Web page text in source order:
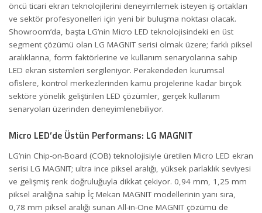
öncü ticari ekran teknolojilerini deneyimlemek isteyen iş ortakları
ve sektör profesyonelleri için yeni bir buluşma noktası olacak.
Showroom’da, başta LG’nin Micro LED teknolojisindeki en üst
segment çözümü olan LG MAGNIT serisi olmak üzere; farklı piksel
aralıklarına, form faktörlerine ve kullanım senaryolarına sahip
LED ekran sistemleri sergileniyor. Perakendeden kurumsal
ofislere, kontrol merkezlerinden kamu projelerine kadar birçok
sektöre yönelik geliştirilen LED çözümler, gerçek kullanım
senaryoları üzerinden deneyimlenebiliyor.
Micro LED’de Üstün Performans: LG MAGNIT
LG’nin Chip-on-Board (COB) teknolojisiyle üretilen Micro LED ekran
serisi LG MAGNIT; ultra ince piksel aralığı, yüksek parlaklık seviyesi
ve gelişmiş renk doğruluğuyla dikkat çekiyor. 0,94 mm, 1,25 mm
piksel aralığına sahip İç Mekan MAGNIT modellerinin yanı sıra,
0,78 mm piksel aralığı sunan All-in-One MAGNIT çözümü de